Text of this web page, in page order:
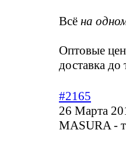
Всё на
Оптовые
доставка
#2165
26 Марта
MASURA -